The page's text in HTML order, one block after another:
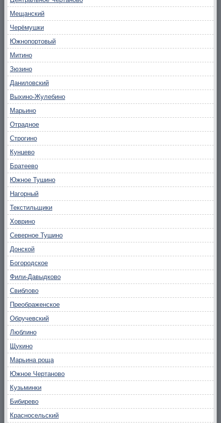
Мещанский
Черёмушки
Южнопортовый
Митино
Зюзино
Даниловский
Выхино-Жулебино
Марьино
Отрадное
Строгино
Кунцево
Братеево
Южное Тушино
Нагорный
Текстильщики
Ховрино
Северное Тушино
Донской
Богородское
Фили-Давыдково
Свиблово
Преображенское
Обручевский
Люблино
Щукино
Марьина роща
Южное Чертаново
Кузьминки
Бибирево
Красносельский